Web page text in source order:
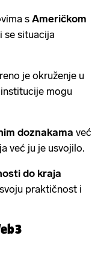
s Američkom
se situacija
je okruženje u
mogu
doznakama već
već ju je usvojilo.
do kraja
praktičnost i